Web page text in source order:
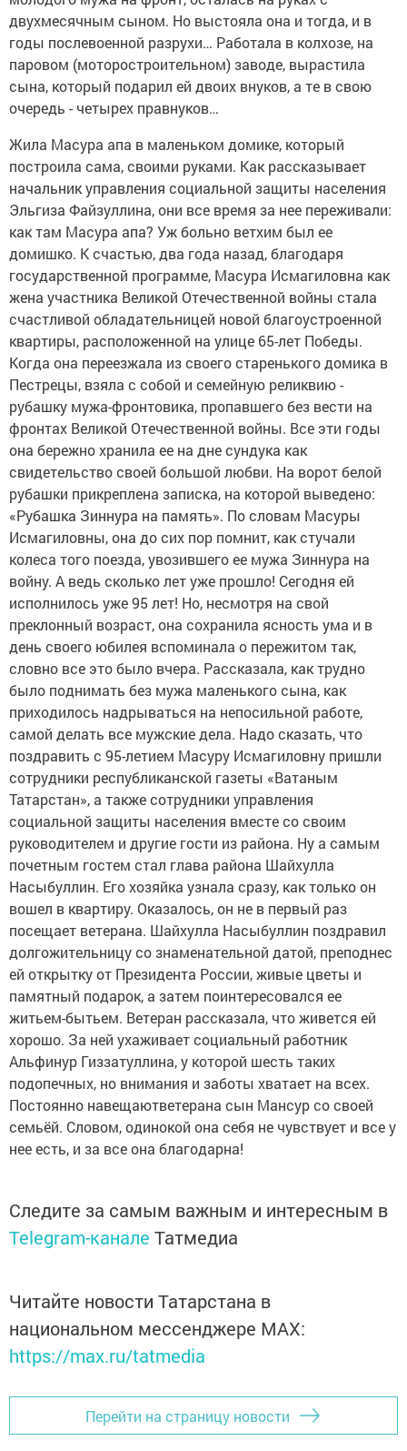
двухмесячным сыном. Но выстояла она и тогда, и в
годы послевоенной разрухи… Работала в колхозе, на
паровом (моторостроительном) заводе, вырастила
сына, который подарил ей двоих внуков, а те в свою
очередь - четырех правнуков…
Жила Масура апа в маленьком домике, который
построила сама, своими руками. Как рассказывает
начальник управления социальной защиты населения
Эльгиза Файзуллина, они все время за нее переживали:
как там Масура апа? Уж больно ветхим был ее
домишко. К счастью, два года назад, благодаря
государственной программе, Масура Исмагиловна как
жена участника Великой Отечественной войны стала
счастливой обладательницей новой благоустроенной
квартиры, расположенной на улице 65-лет Победы.
Когда она переезжала из своего старенького домика в
Пестрецы, взяла с собой и семейную реликвию -
рубашку мужа-фронтовика, пропавшего без вести на
фронтах Великой Отечественной войны. Все эти годы
она бережно хранила ее на дне сундука как
свидетельство своей большой любви. На ворот белой
рубашки прикреплена записка, на которой выведено:
«Рубашка Зиннура на память». По словам Масуры
Исмагиловны, она до сих пор помнит, как стучали
колеса того поезда, увозившего ее мужа Зиннура на
войну. А ведь сколько лет уже прошло! Сегодня ей
исполнилось уже 95 лет! Но, несмотря на свой
преклонный возраст, она сохранила ясность ума и в
день своего юбилея вспоминала о пережитом так,
словно все это было вчера. Рассказала, как трудно
было поднимать без мужа маленького сына, как
приходилось надрываться на непосильной работе,
самой делать все мужские дела. Надо сказать, что
поздравить с 95-летием Масуру Исмагиловну пришли
сотрудники республиканской газеты «Ватаным
Татарстан», а также сотрудники управления
социальной защиты населения вместе со своим
руководителем и другие гости из района. Ну а самым
почетным гостем стал глава района Шайхулла
Насыбуллин. Его хозяйка узнала сразу, как только он
вошел в квартиру. Оказалось, он не в первый раз
посещает ветерана. Шайхулла Насыбуллин поздравил
долгожительницу со знаменательной датой, преподнес
ей открытку от Президента России, живые цветы и
памятный подарок, а затем поинтересовался ее
житьем-бытьем. Ветеран рассказала, что живется ей
хорошо. За ней ухаживает социальный работник
Альфинур Гиззатуллина, у которой шесть таких
подопечных, но внимания и заботы хватает на всех.
Постоянно навещаютветерана сын Мансур со своей
семьёй. Словом, одинокой она себя не чувствует и все у
нее есть, и за все она благодарна!
Следите за самым важным и интересным в
Telegram-канале Татмедиа
Читайте новости Татарстана в
национальном мессенджере MАХ:
https://max.ru/tatmedia
Перейти на страницу новости